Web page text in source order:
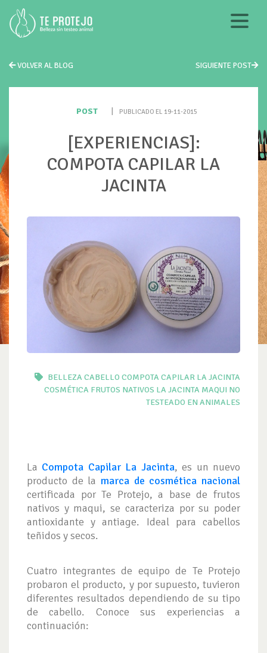
VOLVER AL BLOG SIGUIENTE POST
POST PUBLICADO EL 19-11-2015
[EXPERIENCIAS]:
COMPOTA CAPILAR LA
JACINTA
BELLEZA CABELLO COMPOTA CAPILAR LA JACINTA
COSMÉTICA FRUTOS NATIVOS LA JACINTA MAQUI NO
TESTEADO EN ANIMALES
La Compota Capilar La Jacinta, es un nuevo
producto de la marca de cosmética nacional
certificada por Te Protejo, a base de frutos
nativos y maqui, se caracteriza por su poder
antioxidante y antiage. Ideal para cabellos
teñidos y secos.
Cuatro integrantes de equipo de Te Protejo
probaron el producto, y por supuesto, tuvieron
diferentes resultados dependiendo de su tipo
de cabello. Conoce sus experiencias a
continuación: